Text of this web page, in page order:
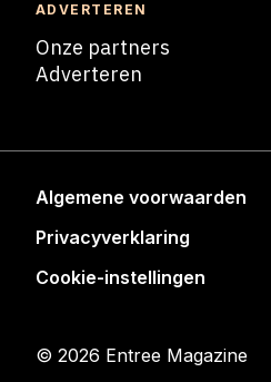
ADVERTEREN
Onze partners
Adverteren
Algemene voorwaarden
Privacyverklaring
Cookie-instellingen
© 2026 Entree Magazine